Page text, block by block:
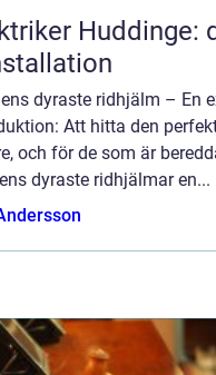
Huddinge:
dyraste ridhjälm – En
Att hitta den
och för de som är
dyraste ridhjälmar en...